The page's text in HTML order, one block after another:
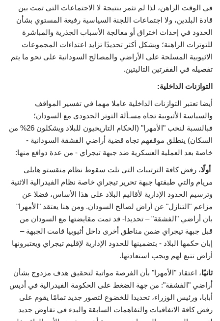
في الوقت الراهن، لذا لم تثمر بنتيجة لا الاجتماعات التي تمت بين
قادة البلدين، ولا اجتماعات اللجنة السياسية رفيعة المستوي بشأن
الحدود في إحداث اختراق أو معالجة الأسباب الجذرية والمباشرة
للتوترات الراهنة؛ وبشكل أكثر تحديدًا تزايد اعتداءات المجموعات
الاثيوبية المسلحة على الأراضي والمصالح السودانية على نحو ما يتم
تفصيله في الفقرتين التاليتين.
التوازنات الداخلية:
أيضا تعتبر التوازنات الداخلية عاملا مهما في تفسير المواقف
والسياسة الأثيوبية تجاه مسـألة التوتر الحدودي مع السودان؛
فبالنسبة لنخب "الأمهرا" (الحكام التاريخيون للبلاد ويشكلون 26% من
السكان) ينطلق موقفهم تجاه قضية أراضي الفشقة السودانية -
خاصة بعد العملية العسكرية ضد جبهة تيجراي - من عدة دوافع منها:
أولًا، رفض كافة الترتيبات التي تلت سقوط نظام منقستو هايلي
مريام والتي طبقتها جبهة تحرير تيجراي خاصة نظام الفيدرالية الاثنية
وترسيم الحدود الإدارية لأقاليم البلاد على هذا الأساس، فضلا عن
مزاعم "التنازل" عن أراض لصالح السودان. ومن هنا يعتقد "الأمهرا"
بان أراضي "الفشقة" – تحديدا- قد تمت مقايضتها مع السودان من
قبل جبهة تيجراي ضمن مناطق أخرى داخل أثيوبيا قامت الجبهة –
إبان حكمها البلاد - بتضمينها للحدود الإدارية لإقليم تيجراي ويعتبرونها
أراض تتبع لهم ويجب استعادتها.
ثانيًا، اعتقاد "الأمهرا" بأن الفرصة مواتية لتحقيق هدف مزدوج بشأن
أراضي "الفشقة": من جهة الضغط على الحكومة الفيدرالية في أديس
أبابا، ورئيس الوزراء، تحديدا للخضوع لتصور جديد تمامًا يقوم على
رفض كافة الاتفاقيات والتفاهمات السابقة والبدء في تفاوض جديد